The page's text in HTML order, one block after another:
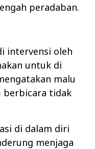
peradaban.
intervensi oleh
untuk di
malu
berbicara tidak
di dalam diri
menjaga